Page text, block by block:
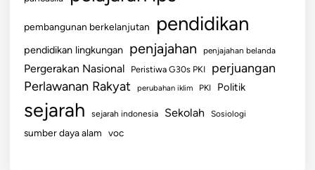
pembangunan berkelanjutan pendidikan
pendidikan lingkungan penjajahan penjajahan belanda
Pergerakan Nasional Peristiwa G30s PKI perjuangan
Perlawanan Rakyat perubahan iklim PKI Politik
sejarah sejarah indonesia Sekolah Sosiologi
sumber daya alam voc